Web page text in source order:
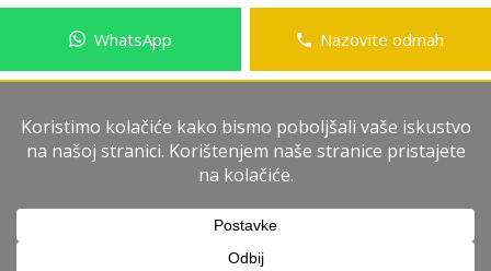
WhatsApp Nazovite odmah